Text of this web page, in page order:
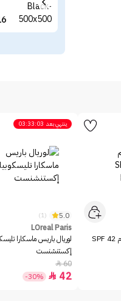
ميشا بي بي كريم بيرفكت إم SPF 42
ينتهي بعد 03:33:03
5.0
(1)
LOreal Paris
لوريال باريس ماسكارا
إكستنشنست
60

42

-30%